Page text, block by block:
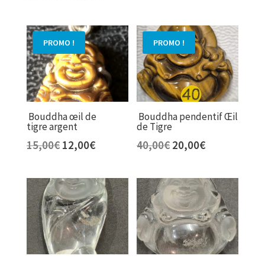
initial
était :
100,00€.
actuel
est :
36,00€.
était :
12,00€.
est :
6,00€.
PROMO !
Bouddha œil de
tigre argent
15,00€ Le
initial
était :
15,00€.
12,00€Le
actuel
est :
12,00€.
PROMO !
Bouddha pendentif Œil
de Tigre
40,00€ Le
initial
était :
40,00€.
20,00€Le
actuel
est :
20,00€.